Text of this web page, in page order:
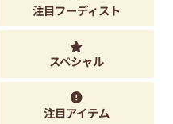
注目フーディスト
スペシャル
注目アイテム